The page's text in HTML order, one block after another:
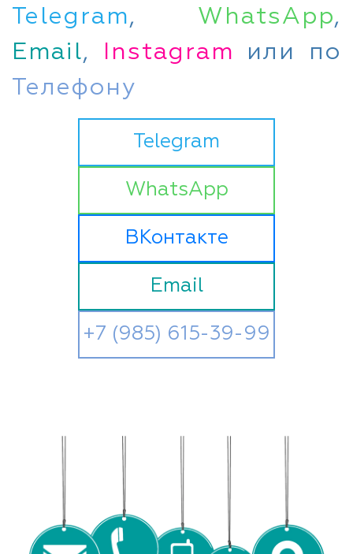
Telegram, WhatsApp,
Email, Instagram или по
Телефону
Telegram
WhatsApp
ВКонтакте
Email
+7 (985) 615-39-99